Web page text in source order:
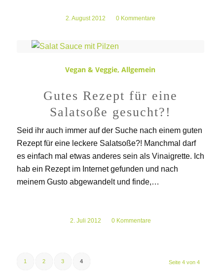
2. August 2012
/ 0 Kommentare
Vegan & Veggie,Allgemein
Gutes Rezept für eine
Salatsoße gesucht?!
Seid ihr auch immer auf der Suche nach einem guten
Rezept für eine leckere Salatsoße?! Manchmal darf
es einfach mal etwas anderes sein als Vinaigrette. Ich
hab ein Rezept im Internet gefunden und nach
meinem Gusto abgewandelt und finde,…
2. Juli 2012
/ 0 Kommentare
Seite 4 von 4
1 2 3 4